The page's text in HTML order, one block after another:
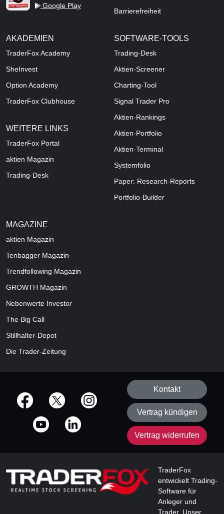
Google Play
Barrierefreiheit
AKADEMIEN
TraderFox Academy
SheInvest
Option Academy
TraderFox Clubhouse
WEITERE LINKS
TraderFox Portal
aktien Magazin
Trading-Desk
SOFTWARE-TOOLS
Trading-Desk
Aktien-Screener
Charting-Tool
Signal Trader Pro
Aktien-Rankings
Aktien-Portfolio
Aktien-Terminal
Systemfolio
Paper: Research-Reports
Portfolio-Builder
MAGAZINE
aktien Magazin
Tenbagger Magazin
Trendfollowing Magazin
GROWTH Magazin
Nebenwerte Investor
The Big Call
Stillhalter-Depot
Die Trader-Zeitung
offizielle Social Media-Accounts
Kontakt
Vertrag kündigen
Vertrag widerrufen
TraderFox
entwickelt Trading-
Software für
Anleger und
Trader. Unser